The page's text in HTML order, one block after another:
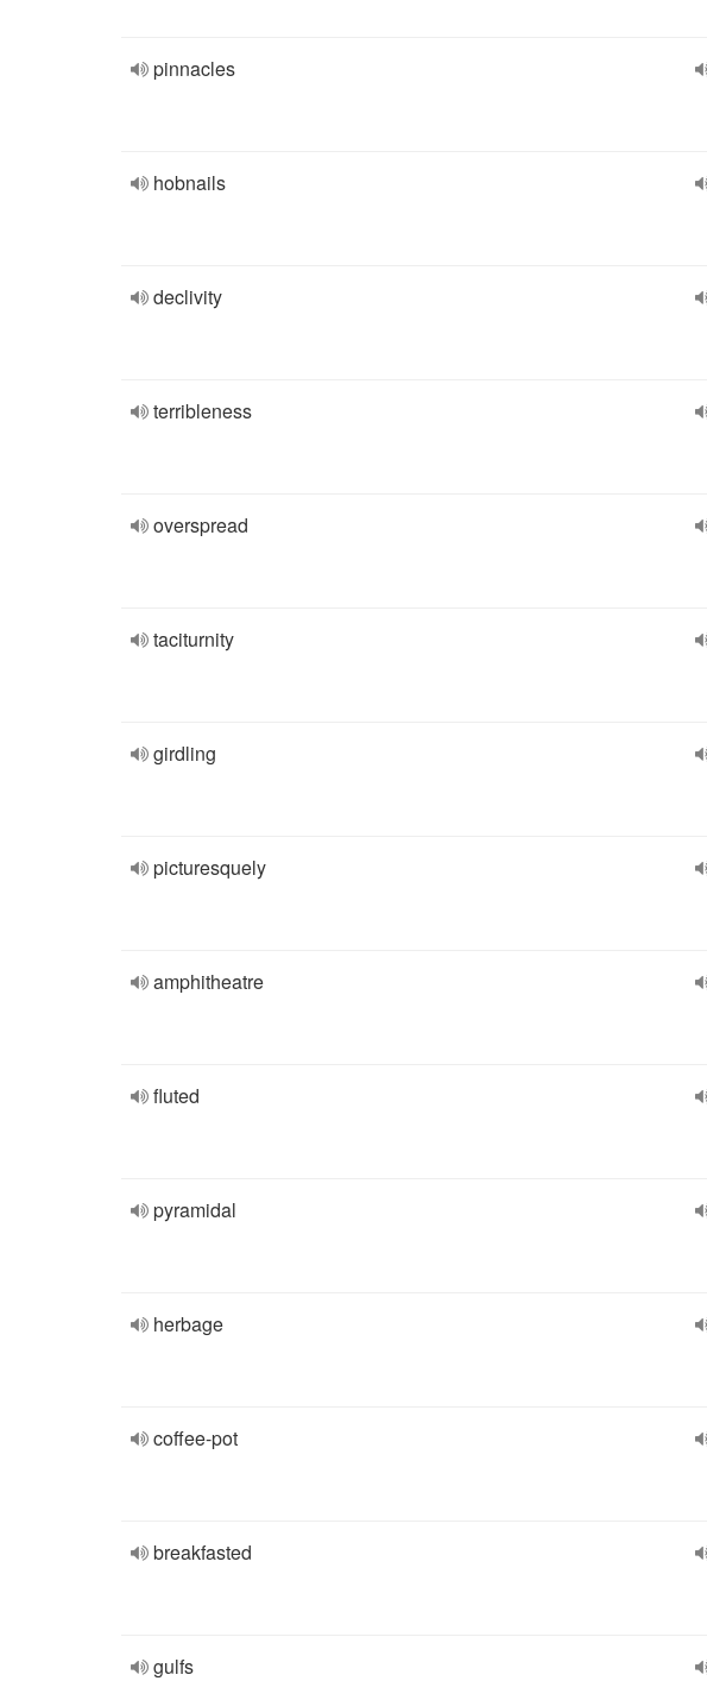
pinnacles
hobnails
declivity
terribleness
overspread
taciturnity
girdling
picturesquely
amphitheatre
fluted
pyramidal
herbage
coffee-pot
breakfasted
gulfs